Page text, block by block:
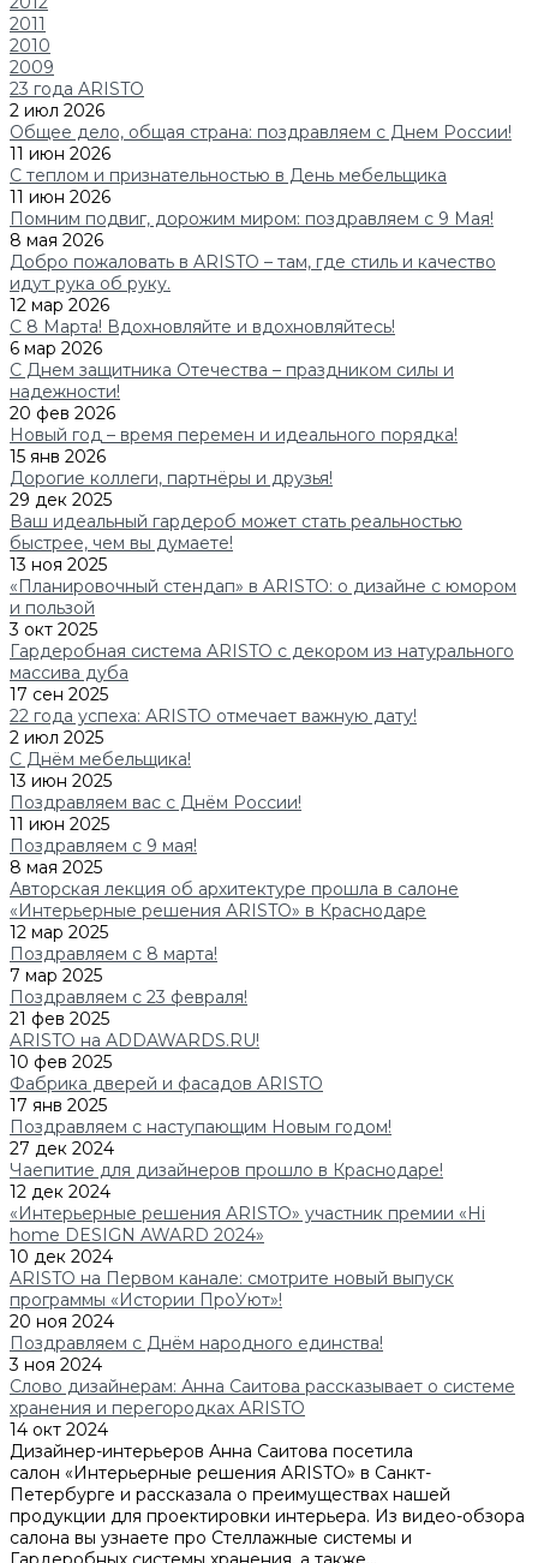
2011
2010
2009
23 года ARISTO
2 июл 2026
Общее дело, общая страна: поздравляем с Днем России!
11 июн 2026
C теплом и признательностью в День мебельщика
11 июн 2026
Помним подвиг, дорожим миром: поздравляем с 9 Мая!
8 мая 2026
Добро пожаловать в ARISTO – там, где стиль и качество
идут рука об руку.
12 мар 2026
С 8 Марта! Вдохновляйте и вдохновляйтесь!
6 мар 2026
С Днем защитника Отечества – праздником силы и
надежности!
20 фев 2026
Новый год – время перемен и идеального порядка!
15 янв 2026
Дорогие коллеги, партнёры и друзья!
29 дек 2025
Ваш идеальный гардероб может стать реальностью
быстрее, чем вы думаете!
13 ноя 2025
«Планировочный стендап» в ARISTO: о дизайне с юмором
и пользой
3 окт 2025
Гардеробная система ARISTO с декором из натурального
массива дуба
17 сен 2025
22 года успеха: АRISTO отмечает важную дату!
2 июл 2025
С Днём мебельщика!
13 июн 2025
Поздравляем вас с Днём России!
11 июн 2025
Поздравляем с 9 мая!
8 мая 2025
Авторская лекция об архитектуре прошла в салоне
«Интерьерные решения ARISTO» в Краснодаре
12 мар 2025
Поздравляем с 8 марта!
7 мар 2025
Поздравляем с 23 февраля!
21 фев 2025
ARISTO на ADDAWARDS.RU!
10 фев 2025
Фабрика дверей и фасадов ARISTO
17 янв 2025
Поздравляем с наступающим Новым годом!
27 дек 2024
Чаепитие для дизайнеров прошло в Краснодаре!
12 дек 2024
«Интерьерные решения ARISTO» участник премии «Hi
home DESIGN AWARD 2024»
10 дек 2024
ARISTO на Первом канале: смотрите новый выпуск
программы «Истории ПроУют»!
20 ноя 2024
Поздравляем с Днём народного единства!
3 ноя 2024
Слово дизайнерам: Анна Саитова рассказывает о системе
хранения и перегородках ARISTO
14 окт 2024
Дизайнер-интерьеров Анна Саитова посетила
салон «Интерьерные решения ARISTO» в Санкт-
Петербурге и рассказала о преимуществах нашей
продукции для проектировки интерьера. Из видео-обзора
салона вы узнаете про Стеллажные системы и